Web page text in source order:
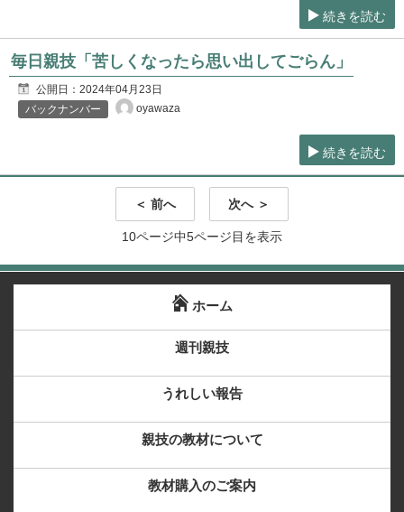
続きを読む
毎日親技「苦しくなったら思い出してごらん」
公開日： 2024年04月23日
バックナンバー
oyawaza
続きを読む
＜ 前へ 次へ ＞
10ページ中5ページ目を表示
ホーム
週刊親技
うれしい報告
親技の教材について
教材購入のご案内